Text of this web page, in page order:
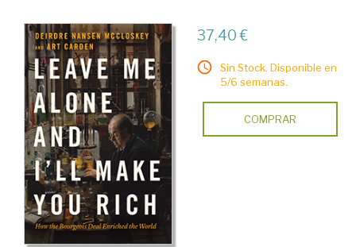
37,40 €
Sin Stock. Disponible en
5/6 semanas.
COMPRAR